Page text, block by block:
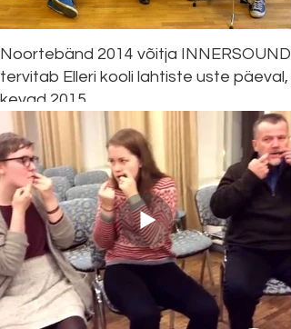
Noortebänd 2014 võitja INNERSOUND
tervitab Elleri kooli lahtiste uste päeval,
kevad 2015